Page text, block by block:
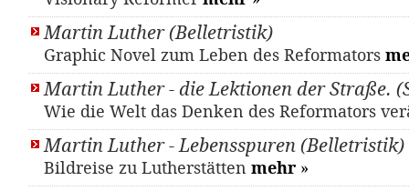
Martin Luther (Belletristik)
Graphic Novel zum Leben des Reformators
Martin Luther - die Lektionen der Straße.
Wie die Welt das Denken des Reformators
Martin Luther - Lebensspuren (Belletristik)
Bildreise zu Lutherstätten mehr »